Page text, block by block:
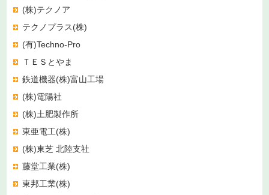
(株)テクノア
テクノプラス(株)
(有)Techno-Pro
ＴＥＳとやま
鉄道機器(株)富山工場
(株)電陽社
(株)土肥製作所
東亜電工(株)
(株)東芝 北陸支社
藤堂工業(株)
東邦工業(株)